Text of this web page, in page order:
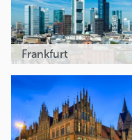
Frankfurt